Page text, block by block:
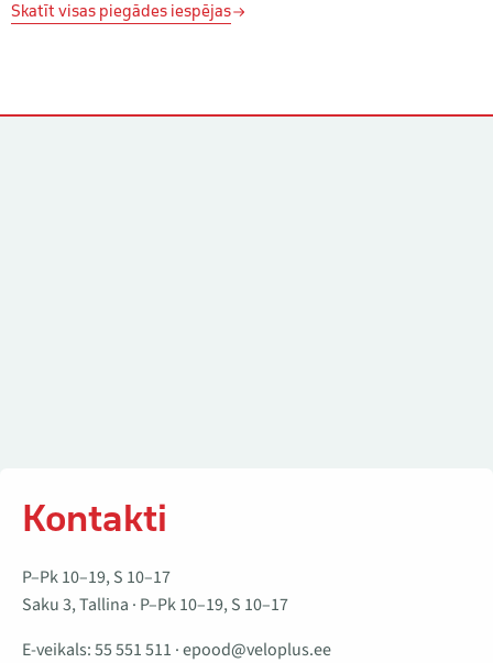
Skatīt visas piegādes iespējas
Kontakti
P–Pk 10–19, S 10–17
Saku 3, Tallina · P–Pk 10–19, S 10–17
E-veikals:55 551 511 ·epood@veloplus.ee